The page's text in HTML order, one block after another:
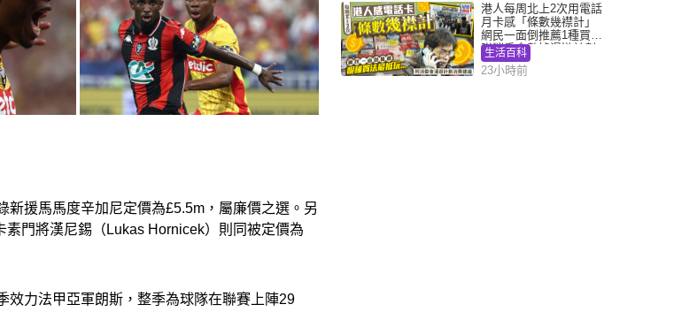
援馬馬度辛加尼定價為£5.5m，屬廉價之選。另
門將漢尼錫（Lukas Hornicek）則同被定價為
效力法甲亞軍朗斯，整季為球隊在聯賽上陣29
港人每周北上2次用電話
月卡感「條數幾襟計」
網民一面倒推薦1種買法
附消委會數據漫遊計劃
消費提示
生活百科
23小時前